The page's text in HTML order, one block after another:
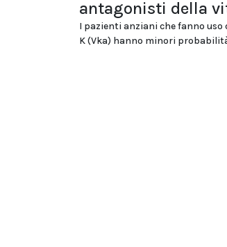
antagonisti della
I pazienti anziani che fanno
K (Vka) hanno minori